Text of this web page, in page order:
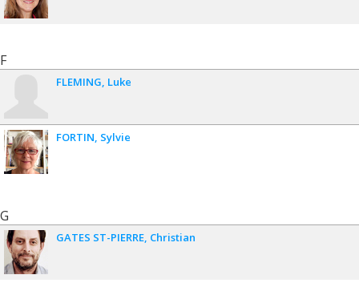
F
FLEMING Luke
FORTIN Sylvie
G
GATES ST-PIERRE Christian